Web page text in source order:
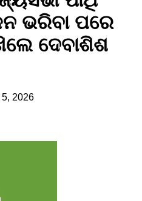
ଭରିବା ପରେ
ଦେବାଶିଶ
2026